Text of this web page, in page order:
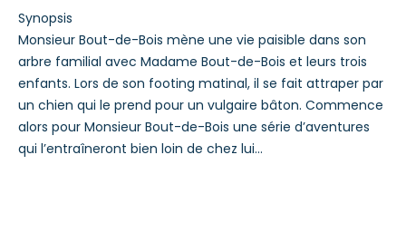
Synopsis
Monsieur Bout-de-Bois mène une vie paisible dans son
arbre familial avec Madame Bout-de-Bois et leurs trois
enfants. Lors de son footing matinal, il se fait attraper par
un chien qui le prend pour un vulgaire bâton. Commence
alors pour Monsieur Bout-de-Bois une série d’aventures
qui l’entraîneront bien loin de chez lui…